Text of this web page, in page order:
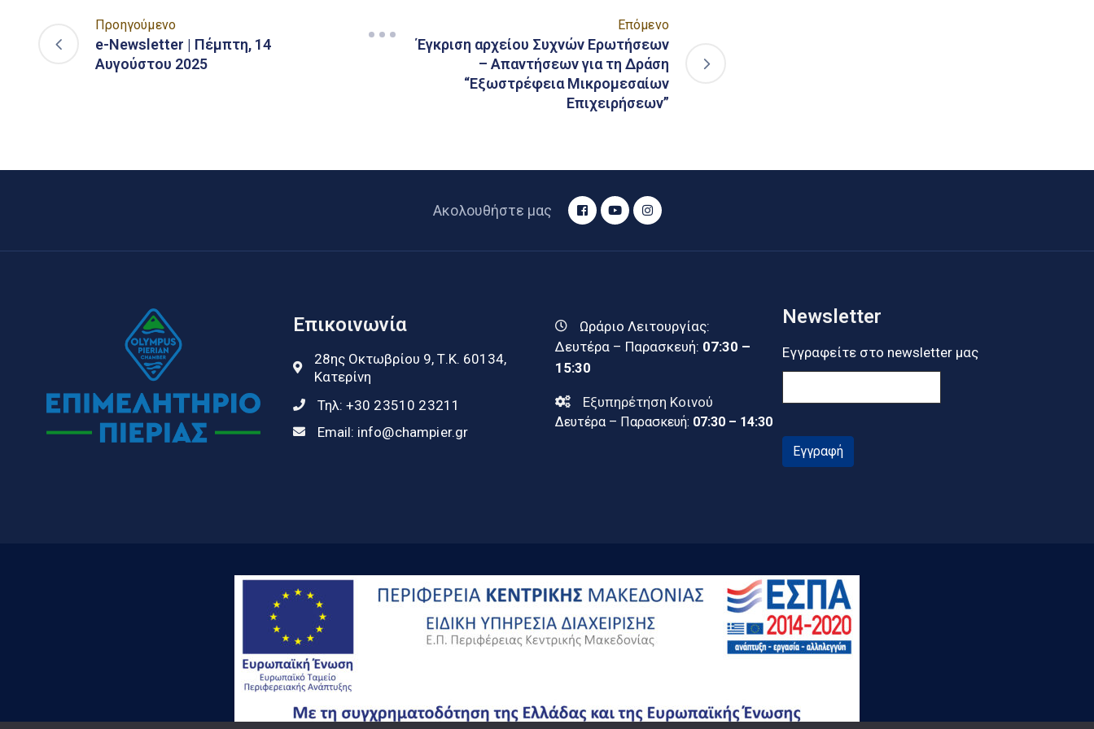
Προηγούμενο
e-Newsletter | Πέμπτη, 14
Αυγούστου 2025
Επόμενο
Έγκριση αρχείου Συχνών Ερωτήσεων
– Απαντήσεων για τη Δράση
“Εξωστρέφεια Μικρομεσαίων
Επιχειρήσεων”
Ακολουθήστε μας
Επικοινωνία
28ης Οκτωβρίου 9, Τ.Κ. 60134,
Κατερίνη
Τηλ: +30 23510 23211
Email: info@champier.gr
Ωράριο Λειτουργίας:
Δευτέρα – Παρασκευή: 07:30 –
15:30
Εξυπηρέτηση Κοινού
Δευτέρα – Παρασκευή: 07:30 – 14:30
Newsletter
Εγγραφείτε στο newsletter μας
Εγγραφή